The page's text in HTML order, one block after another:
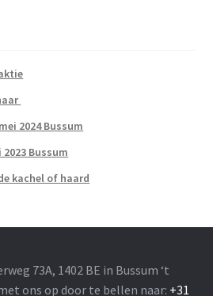
2024 Bussum
Bussum
kachel of haard
73A, 1402 BE in Bussum ‘t
ons op door te bellen naar: +31